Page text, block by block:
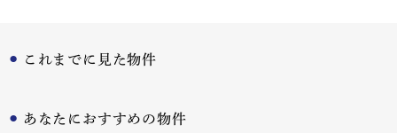
これまでに見た物件
あなたにおすすめの物件